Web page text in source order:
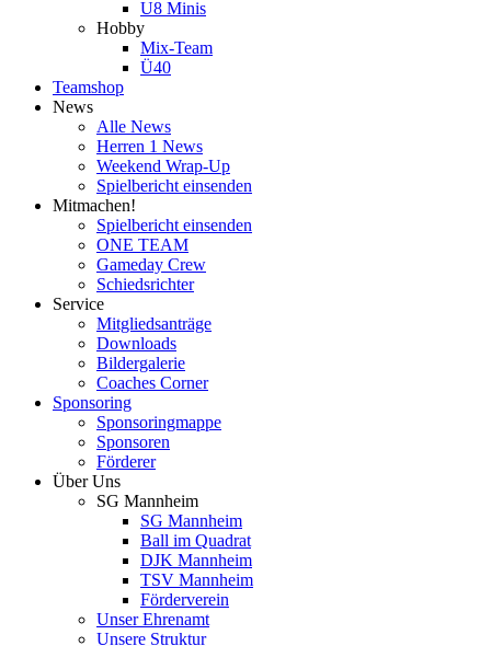
U8 Minis
Hobby
Mix-Team
Ü40
Teamshop
News
Alle News
Herren 1 News
Weekend Wrap-Up
Spielbericht einsenden
Mitmachen!
Spielbericht einsenden
ONE TEAM
Gameday Crew
Schiedsrichter
Service
Mitgliedsanträge
Downloads
Bildergalerie
Coaches Corner
Sponsoring
Sponsoringmappe
Sponsoren
Förderer
Über Uns
SG Mannheim
SG Mannheim
Ball im Quadrat
DJK Mannheim
TSV Mannheim
Förderverein
Unser Ehrenamt
Unsere Struktur